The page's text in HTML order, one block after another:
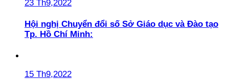
23 Th9,2022
Hội nghị Chuyển đổi số Sở Giáo dục và Đào tạo
Tp. Hồ Chí Minh:
15 Th9,2022